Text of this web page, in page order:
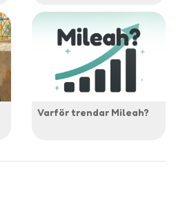
Varför trendar Mileah?